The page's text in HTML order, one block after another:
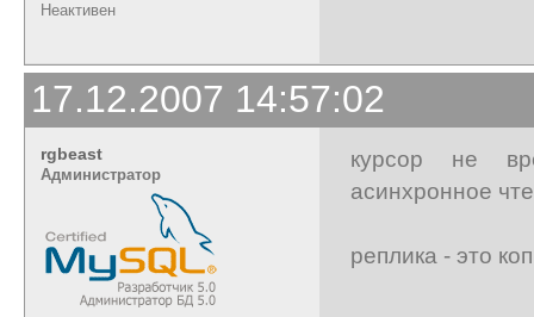
Неактивен
17.12.2007 14:57:02
rgbeast
Администратор
курсор не
асинхронное
реплика - это